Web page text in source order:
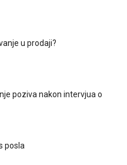
u prodaji?
poziva nakon intervjua o
posla